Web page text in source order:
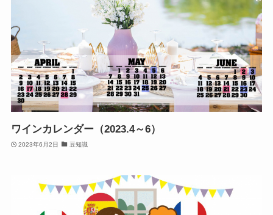
ワインカレンダー（2023.4～6）
2023年6月2日 豆知識